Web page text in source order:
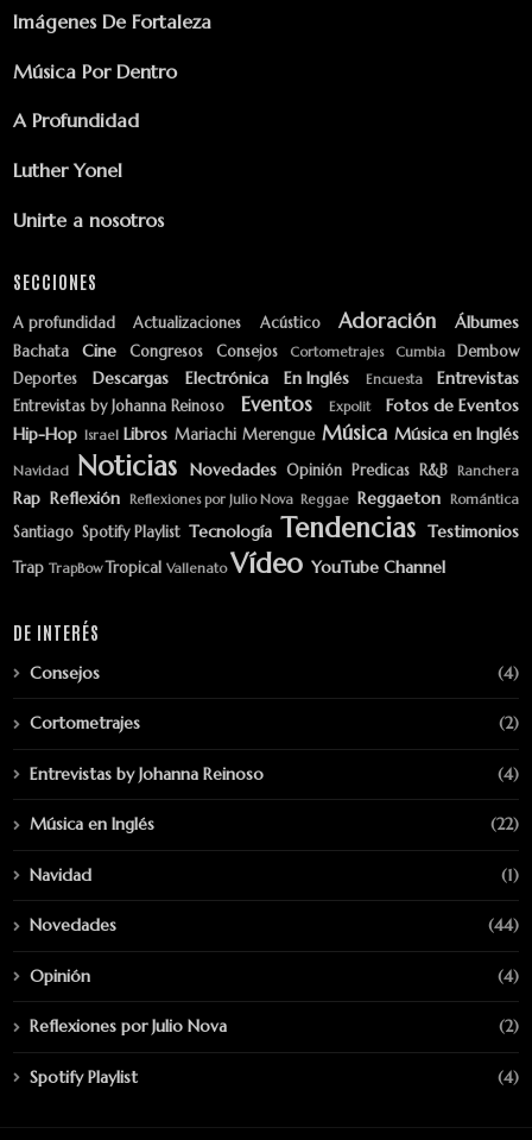
Imágenes De Fortaleza
Música Por Dentro
A Profundidad
Luther Yonel
Unirte a nosotros
SECCIONES
A profundidad Actualizaciones Acústico Adoración Álbumes
Bachata Cine Congresos Consejos Cortometrajes Cumbia
Dembow
Deportes
Descargas Electrónica En Inglés Encuesta Entrevistas
Entrevistas by Johanna Reinoso Eventos Expolit
Fotos de Eventos
Hip-Hop Israel Libros Mariachi Merengue Música Música en Inglés
Navidad Noticias Novedades Opinión Predicas R&B Ranchera
Rap Reflexión Reflexiones por Julio Nova Reggae Reggaeton Romántica
Santiago Spotify Playlist Tecnología Tendencias Testimonios
Trap TrapBow Tropical Vallenato Vídeo YouTube Channel
DE INTERÉS
Consejos (4)
Cortometrajes (2)
Entrevistas by Johanna Reinoso (4)
Música en Inglés (22)
Navidad (1)
Novedades (44)
Opinión (4)
Reflexiones por Julio Nova (2)
Spotify Playlist (4)